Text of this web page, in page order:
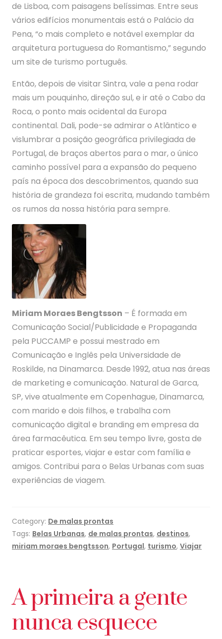
de Lisboa, com paisagens belíssimas. Entre seus
vários edifícios monumentais está o Palácio da
Pena, “o mais completo e notável exemplar da
arquitetura portuguesa do Romantismo,” segundo
um site de turismo português.
Então, depois de visitar Sintra, vale a pena rodar
mais um pouquinho, direção sul, e ir até o Cabo da
Roca, o ponto mais ocidental da Europa
continental. Dali, pode-se admirar o Atlântico e
vislumbrar a posição geográfica privilegiada de
Portugal, de braços abertos para o mar, o único
caminho possível para a expansão do pequeno
país na época dos descobrimentos, quando sua
história de grandeza foi escrita, mudando também
os rumos da nossa história para sempre.
Miriam Moraes Bengtsson – É formada em
Comunicação Social/Publicidade e Propaganda
pela PUCCAMP e possui mestrado em
Comunicação e Inglês pela Universidade de
Roskilde, na Dinamarca. Desde 1992, atua nas áreas
de marketing e comunicação. Natural de Garca,
SP, vive atualmente em Copenhague, Dinamarca,
com marido e dois filhos, e trabalha com
comunicação digital e branding em empresa da
área farmacêutica. Em seu tempo livre, gosta de
praticar esportes, viajar e estar com família e
amigos. Contribui para o Belas Urbanas com suas
experiências de viagem.
Category: De malas prontas
Tags: Belas Urbanas, de malas prontas, destinos,
miriam moraes bengtsson, Portugal, turismo, Viajar
A primeira a gente
nunca esquece